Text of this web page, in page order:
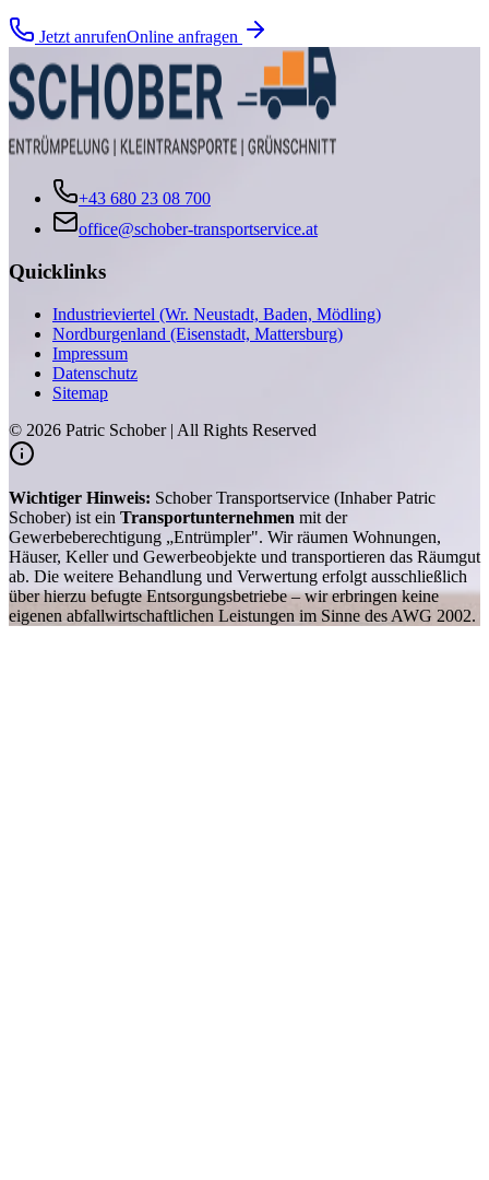
Jetzt anrufenOnline anfragen
+43 680 23 08 700
office@schober-transportservice.at
Quicklinks
Industrieviertel (Wr. Neustadt, Baden, Mödling)
Nordburgenland (Eisenstadt, Mattersburg)
Impressum
Datenschutz
Sitemap
© 2026 Patric Schober | All Rights Reserved
Wichtiger Hinweis: Schober Transportservice (Inhaber Patric
Schober) ist ein Transportunternehmen mit der
Gewerbeberechtigung „Entrümpler". Wir räumen Wohnungen,
Häuser, Keller und Gewerbeobjekte und transportieren das Räumgut
ab. Die weitere Behandlung und Verwertung erfolgt ausschließlich
über hierzu befugte Entsorgungsbetriebe – wir erbringen keine
eigenen abfallwirtschaftlichen Leistungen im Sinne des AWG 2002.